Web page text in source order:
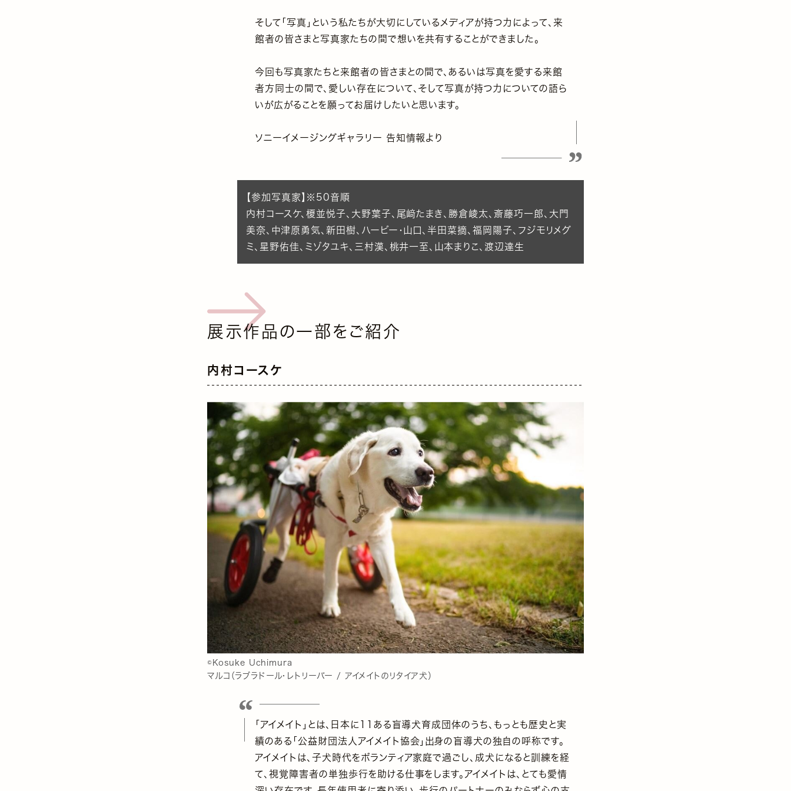
そして「写真」という私たちが大切にしているメディアが持つ力によって、来
館者の皆さまと写真家たちの間で想いを共有することができました。
今回も写真家たちと来館者の皆さまとの間で、あるいは写真を愛する来館
者方同士の間で、愛しい存在について、そして写真が持つ力についての語ら
いが広がることを願ってお届けしたいと思います。
ソニーイメージングギャラリー 告知情報より
【参加写真家】※50音順
内村コースケ、榎並悦子、大野葉子、尾﨑たまき、勝倉崚太、斎藤巧一郎、大門
美奈、中津原勇気、新田樹、ハービー・山口、半田菜摘、福岡陽子、フジモリメグ
ミ、星野佑佳、ミゾタユキ、三村漢、桃井一至、山本まりこ、渡辺達生
展示作品の一部をご紹介
内村コースケ
©Kosuke Uchimura
マルコ（ラブラドール・レトリーバー / アイメイトのリタイア犬）
「アイメイト」とは、日本に11ある盲導犬育成団体のうち、もっとも歴史と実
績のある「公益財団法人アイメイト協会」出身の盲導犬の独自の呼称です。
アイメイトは、子犬時代をボランティア家庭で過ごし、成犬になると訓練を経
て、視覚障害者の単独歩行を助ける仕事をします。アイメイトは、とても愛情